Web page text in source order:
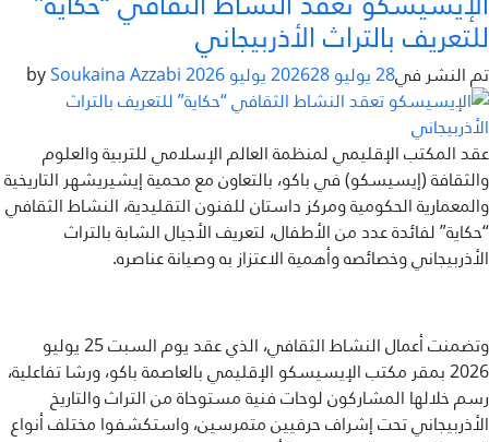
للتعريف بالتراث الأذربيجاني
تم النشر في28 يوليو 2026 28 يوليو 2026 Soukaina Azzabi
عقد المكتب الإقليمي لمنظمة العالم الإسلامي للتربية والعلوم
والثقافة (إيسيسكو) في باكو، بالتعاون مع محمية إيشيريشهر التاريخية
والمعمارية الحكومية ومركز داستان للفنون التقليدية، النشاط الثقافي
“حكاية” لفائدة عدد من الأطفال، لتعريف الأجيال الشابة بالتراث
الأذربيجاني وخصائصه وأهمية الاعتزاز به وصيانة عناصره.
وتضمنت أعمال النشاط الثقافي، الذي عقد يوم السبت 25 يوليو
2026 بمقر مكتب الإيسيسكو الإقليمي بالعاصمة باكو، ورشا تفاعلية،
رسم خلالها المشاركون لوحات فنية مستوحاة من التراث والتاريخ
الأذربيجاني تحت إشراف حرفيين متمرسين، واستكشفوا مختلف أنواع